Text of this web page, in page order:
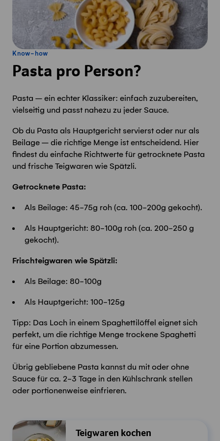
Know-how
Pasta pro Person?
Pasta – ein echter Klassiker: einfach zuzubereiten,
vielseitig und passt nahezu zu jeder Sauce.
Ob du Pasta als Hauptgericht servierst oder nur als
Beilage – die richtige Menge ist entscheidend. Hier
findest du einfache Richtwerte für getrocknete Pasta
und frische Teigwaren wie Spätzli.
Getrocknete Pasta:
Als Beilage: 45-75g roh (ca. 100-200g gekocht).
Als Hauptgericht: 80-100g roh (ca. 200-250 g
gekocht).
Frischteigwaren wie Spätzli:
Als Beilage: 80-100g
Als Hauptgericht: 100-125g
Tipp: Das Loch in einem Spaghettilöffel eignet sich
perfekt, um die richtige Menge trockene Spaghetti
für eine Portion abzumessen.
Übrig gebliebene Pasta kannst du mit oder ohne
Sauce für ca. 2-3 Tage in den Kühlschrank stellen
oder portionenweise einfrieren.
Teigwaren kochen